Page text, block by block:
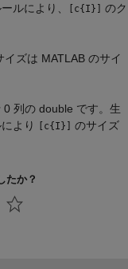
ルにより、
[c{I}]
のク
イズは MATLAB のサイ
0 列の double です。生
より
[c{I}]
のサイズ
たか？